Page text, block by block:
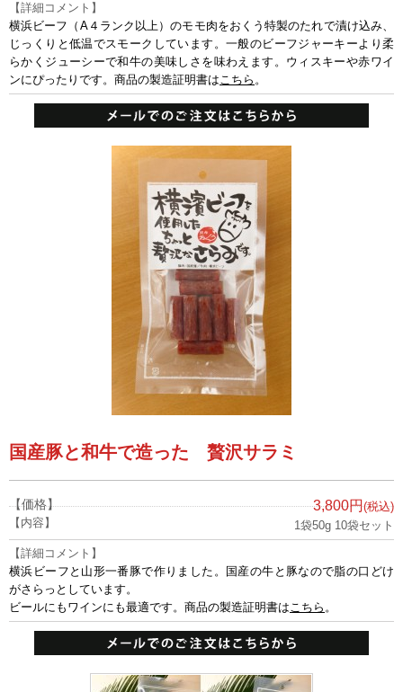
【詳細コメント】
横浜ビーフ（A４ランク以上）のモモ肉をおくう特製のたれで漬け込み、
じっくりと低温でスモークしています。一般のビーフジャーキーより柔
らかくジューシーで和牛の美味しさを味わえます。ウィスキーや赤ワイ
ンにぴったりです。商品の製造証明書はこちら 。
国産豚と和牛で造った 贅沢サラミ
【価格】 3,800円(税込)
【内容】
1袋50g 10袋セット
【詳細コメント】
横浜ビーフと山形一番豚で作りました。国産の牛と豚なので脂の口どけ
がさらっとしています。
ビールにもワインにも最適です。商品の製造証明書はこちら 。